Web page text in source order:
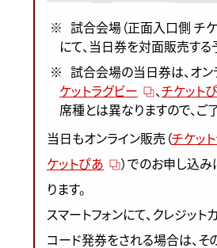
試合会場（正面入口側 チケ
にて、当日券を対面販売する
試合会場の当日券は、オン
ケットラグビー
、 チケット
席種とは異なりますので、ご
当日もオンライン販売（チケッ
ケットぴあ
）でのお申し込
ります。
スマートフォンにて、クレジット
コード発券をされる場合は、そ